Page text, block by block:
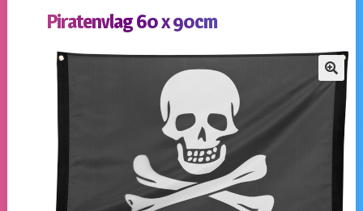
Verhuur apparatuur
Onze winkel
Inloggen
Piratenvlag 60 x 90cm
🔍